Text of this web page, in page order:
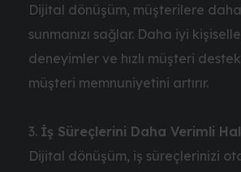
Dijital dönüşüm, müşterilere
sunmanızı sağlar. Daha iyi
deneyimler ve hızlı müşteri
müşteri memnuniyetini artırır.
İş Süreçlerini Daha Verimli
Dijital dönüşüm, iş süreçlerinizi